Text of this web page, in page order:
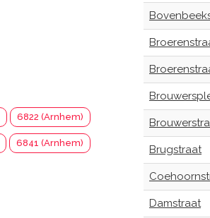
6822 (Arnhem)
6841 (Arnhem)
Brugstraat
Damstraat